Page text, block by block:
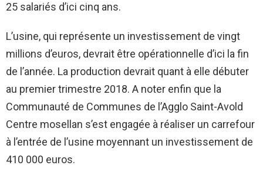
25 salariés d’ici cinq ans.
L’usine, qui représente un investissement de vingt
millions d’euros, devrait être opérationnelle d’ici la fin
de l’année. La production devrait quant à elle débuter
au premier trimestre 2018. A noter enfin que la
Communauté de Communes de l’Agglo Saint-Avold
Centre mosellan s’est engagée à réaliser un carrefour
à l’entrée de l’usine moyennant un investissement de
410 000 euros.